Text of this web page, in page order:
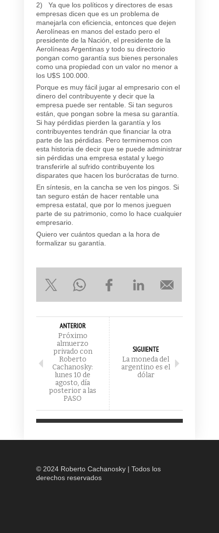
2) Ya que los políticos y directores de esas
empresas dicen que es un problema de
manejarla con eficiencia, entonces que dejen
Aerolíneas en manos del estado pero el
presidente de la Nación, el presidente de la
Aerolíneas Argentinas y todo su directorio
pongan como garantía sus bienes personales
como una propiedad con un valor no menor a
los U$S 100.000.
Porque es muy fácil jugar al empresario con el
dinero del contribuyente y decir que la
empresa puede ser rentable. Si tan seguros
están, que pongan sobre la mesa su garantía.
Si hay pérdidas pierden la garantía y los
contribuyentes tendrán que financiar la otra
parte de las pérdidas. Pero terminemos con
esta historia de decir que se puede administrar
sin pérdidas una empresa estatal y luego
transferirle al sufrido contribuyente los
disparates que hacen los burócratas de turno.
En síntesis, en la cancha se ven los pingos. Si
tan seguro están de hacer rentable una
empresa estatal, que por lo menos jueguen
parte de su patrimonio, como lo hace cualquier
empresario.
Quiero ver cuántos quedan a la hora de
formalizar su garantía.
ANTERIOR
Próximo
almuerzo
privado con
Roberto
Cachanosky:
lunes 10 de
agosto, día
posterior a las
PASO
SIGUIENTE
La moneda del
argentino es el
dólar
© 2024 Roberto Cachanosky | Todos los
derechos reservados